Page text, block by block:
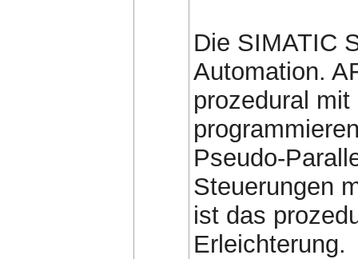
Die SIMATIC
Automation.
prozedural
Pseudo-
Steuerungen
ist das
Erleichterung.